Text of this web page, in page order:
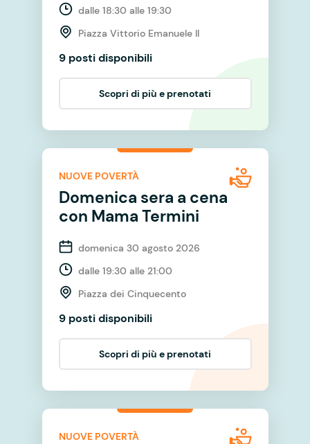
dalle 18:30 alle 19:30
Piazza Vittorio Emanuele II
9 posti disponibili
Scopri di più e prenotati
NUOVE POVERTÀ
Domenica sera a cena
con Mama Termini
domenica 30 agosto 2026
dalle 19:30 alle 21:00
Piazza dei Cinquecento
9 posti disponibili
Scopri di più e prenotati
NUOVE POVERTÀ